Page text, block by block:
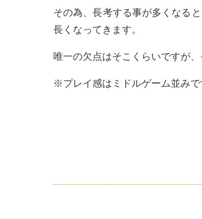
その為、長考する事が多くなる
長くなってきます。
唯一の欠点はそこくらいですが
※プレイ感はミドルゲーム並みで